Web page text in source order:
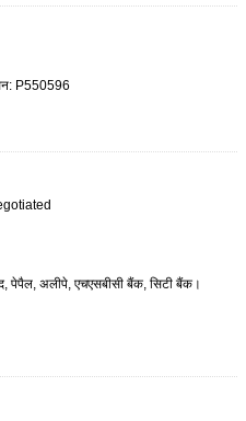
P550596
पेपैल, अलीपे, एचएसबीसी बैंक, सिटी बैंक।